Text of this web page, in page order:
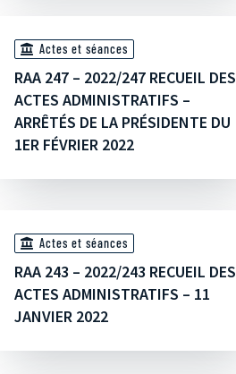
Actes et séances
RAA 247 – 2022/247 RECUEIL DES
ACTES ADMINISTRATIFS –
ARRÊTÉS DE LA PRÉSIDENTE DU
1ER FÉVRIER 2022
Actes et séances
RAA 243 – 2022/243 RECUEIL DES
ACTES ADMINISTRATIFS – 11
JANVIER 2022